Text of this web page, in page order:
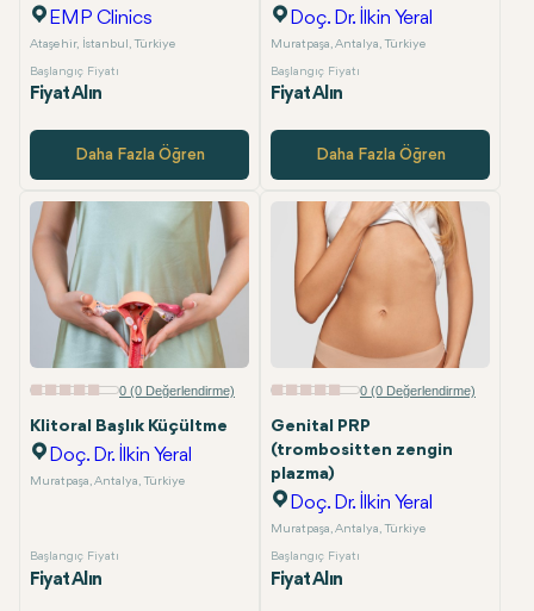
EMP Clinics
Ataşehir, İstanbul, Türkiye
Başlangıç Fiyatı
Fiyat Alın
Daha Fazla Öğren
Doç. Dr. İlkin Yeral
Muratpaşa, Antalya, Türkiye
Başlangıç Fiyatı
Fiyat Alın
Daha Fazla Öğren
0 (0 Değerlendirme)
Klitoral Başlık Küçültme
Doç. Dr. İlkin Yeral
Muratpaşa, Antalya, Türkiye
Başlangıç Fiyatı
Fiyat Alın
0 (0 Değerlendirme)
Genital PRP
(trombositten zengin
plazma)
Doç. Dr. İlkin Yeral
Muratpaşa, Antalya, Türkiye
Başlangıç Fiyatı
Fiyat Alın